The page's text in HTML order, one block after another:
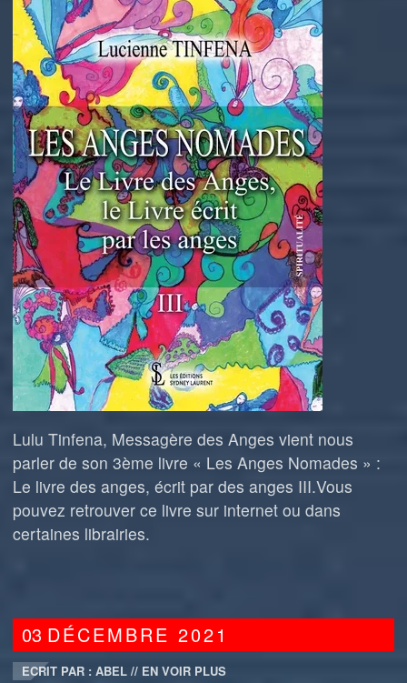
Lulu Tinfena, Messagère des Anges vient nous
parler de son 3ème livre « Les Anges Nomades » :
Le livre des anges, écrit par des anges III.Vous
pouvez retrouver ce livre sur internet ou dans
certaines librairies.
03 DÉCEMBRE2021
ECRIT PAR : ABEL // EN VOIR PLUS